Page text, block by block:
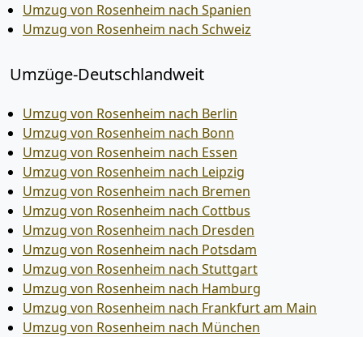
Umzug von Rosenheim nach Spanien
Umzug von Rosenheim nach Schweiz
Umzüge-Deutschlandweit
Umzug von Rosenheim nach Berlin
Umzug von Rosenheim nach Bonn
Umzug von Rosenheim nach Essen
Umzug von Rosenheim nach Leipzig
Umzug von Rosenheim nach Bremen
Umzug von Rosenheim nach Cottbus
Umzug von Rosenheim nach Dresden
Umzug von Rosenheim nach Potsdam
Umzug von Rosenheim nach Stuttgart
Umzug von Rosenheim nach Hamburg
Umzug von Rosenheim nach Frankfurt am Main
Umzug von Rosenheim nach München